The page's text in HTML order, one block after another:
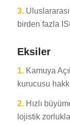
3.Uluslararası
birden fazla
Eksiler
1. Kamuya
kurucusu
2.Hızlı
lojistik
RO
ES_MX